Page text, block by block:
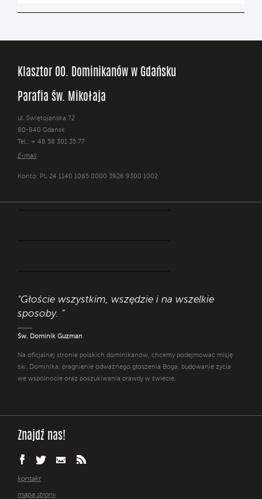
Klasztor OO. Dominikanów w Gdańsku
Parafia św. Mikołaja
ul. Świętojańska 72
80-840 Gdańsk
Tel.: + 48 58 301 35 77
E-mail
Konto: PL 24 1140 1065 0000 3926 9300 1002
"Głoście wszystkim, wszędzie i na wszelkie
sposoby. "
Św. Dominik Guzman
Na oficjalnej stronie polskich dominikanów, chcemy podejmować misję
św. Dominika: pragnienie odważnego głoszenia Boga, budowanie życia
we wspólnocie oraz poszukiwania prawdy w świecie.
Znajdź nas!
kontakt
mapa strony